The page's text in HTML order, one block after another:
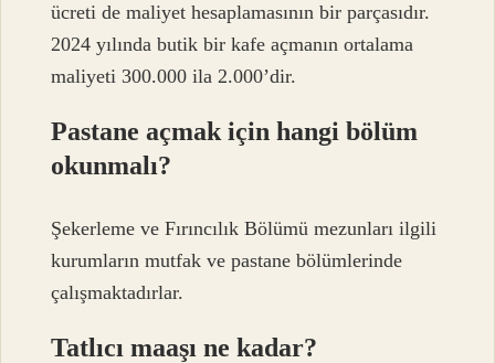
ücreti de maliyet hesaplamasının bir parçasıdır.
2024 yılında butik bir kafe açmanın ortalama
maliyeti 300.000 ila 2.000’dir.
Pastane açmak için hangi bölüm
okunmalı?
Şekerleme ve Fırıncılık Bölümü mezunları ilgili
kurumların mutfak ve pastane bölümlerinde
çalışmaktadırlar.
Tatlıcı maaşı ne kadar?